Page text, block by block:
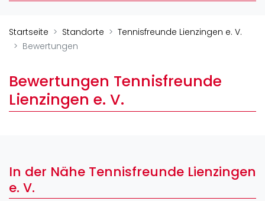
Verschiedenes
Veranstaltungen
Turniere
International
Playtomic
Frauen
FIP Männer
Startseite Standorte
Tennisfreunde Lienzingen e. V.
Bewertungen
Bewertungen Tennisfreunde
Lienzingen e. V.
In der Nähe Tennisfreunde Lienzingen
e. V.